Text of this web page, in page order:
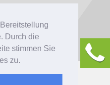
Durch die
stimmen Sie
zu.
steiner.ch